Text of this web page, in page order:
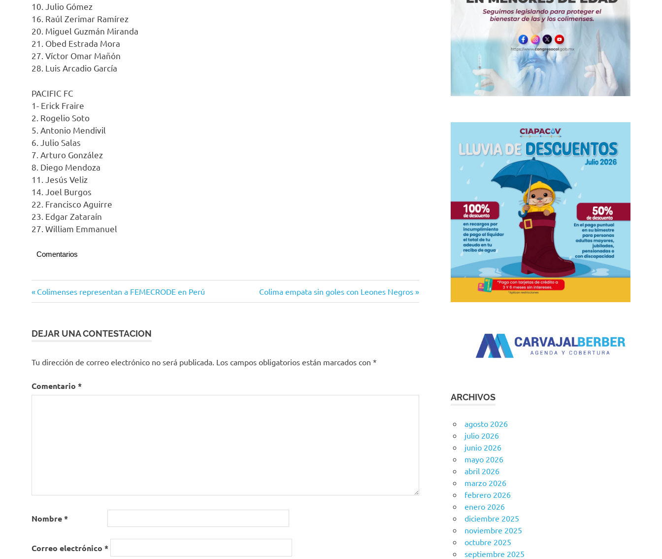
10. Julio Gómez
16. Raúl Zerimar Ramírez
20. Miguel Guzmán Miranda
21. Obed Estrada Mora
27. Víctor Omar Mañón
28. Luis Arcadio García
PACIFIC FC
1- Erick Fraire
2. Rogelio Soto
5. Antonio Mendivil
6. Julio Salas
7. Arturo González
8. Diego Mendoza
11. Jesús Veliz
14. Joel Burgos
22. Francisco Aguirre
23. Edgar Zataraín
27. William Emmanuel
Comentarios
Loros
Navegación
entradas
Entrada
anterior:
Colimenses representan a FEMECRODE en Perú
Siguiente
entrada:
Colima empata sin goles con Leones Negros
DEJAR UNA CONTESTACION
Tu dirección de correo electrónico no será publicada. Los campos obligatorios están marcados con *
Comentario *
Nombre*
Correo electrónico *
ARCHIVOS
agosto 2026
julio 2026
junio 2026
mayo 2026
abril 2026
marzo 2026
febrero 2026
enero 2026
diciembre 2025
noviembre 2025
octubre 2025
septiembre 2025